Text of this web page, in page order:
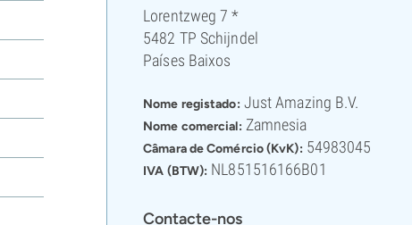
Lorentzweg 7 *
5482 TP Schijndel
Países Baixos
Nome registado: Just Amazing B.V.
Nome comercial: Zamnesia
Câmara de Comércio (KvK): 54983045
IVA (BTW): NL851516166B01
Contacte-nos